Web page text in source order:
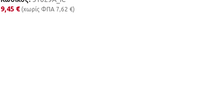
9,45 € (χωρίς ΦΠΑ 7,62 €)